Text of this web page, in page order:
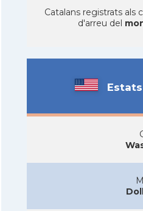
Catalans registrats als
d'arreu del